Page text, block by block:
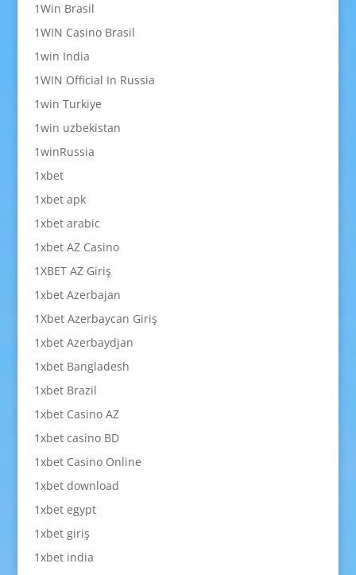
1Win Brasil
1WIN Casino Brasil
1win India
1WIN Official In Russia
1win Turkiye
1win uzbekistan
1winRussia
1xbet
1xbet apk
1xbet arabic
1xbet AZ Casino
1XBET AZ Giriş
1xbet Azerbajan
1Xbet Azerbaycan Giriş
1xbet Azerbaydjan
1xbet Bangladesh
1xbet Brazil
1xbet Casino AZ
1xbet casino BD
1xbet Casino Online
1xbet download
1xbet egypt
1xbet giriş
1xbet india